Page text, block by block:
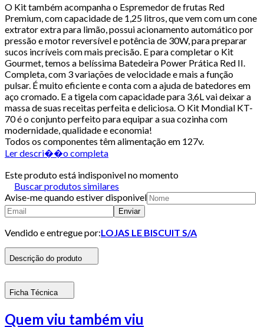
O Kit também acompanha o Espremedor de frutas Red
Premium, com capacidade de 1,25 litros, que vem com um cone
extrator extra para limão, possui acionamento automático por
pressão e motor reversível e potência de 30W, para preparar
sucos incríveis com mais precisão. E para completar o Kit
Gourmet, temos a belíssima Batedeira Power Prática Red II.
Completa, com 3 variações de velocidade e mais a função
pulsar. É muito eficiente e conta com a ajuda de batedores em
aço cromado. E a tigela com capacidade para 3,6L vai deixar a
massa de suas receitas perfeita e deliciosa. O Kit Mondial KT-
70 é o conjunto perfeito para equipar a sua cozinha com
modernidade, qualidade e economia!
Todos os componentes têm alimentação em 127v.
Ler descri��o completa
Este produto está indisponivel no momento
Buscar produtos similares
Avise-me quando estiver disponivel
Enviar
Vendido e entregue por:LOJAS LE BISCUIT S/A
Descrição do produto
Ficha Técnica
Quem viu também viu